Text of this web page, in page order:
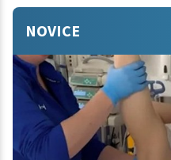
NOVICE